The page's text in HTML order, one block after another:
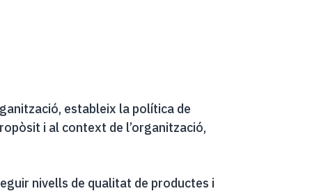
estableix la política de
i al context de l’organització,
nivells de qualitat de productes i